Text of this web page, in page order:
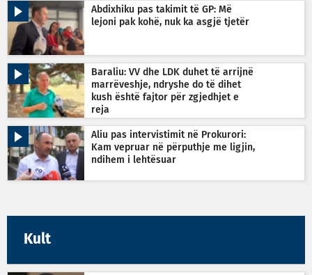
Abdixhiku pas takimit të GP: Më
lejoni pak kohë, nuk ka asgjë tjetër
Baraliu: VV dhe LDK duhet të arrijnë
marrëveshje, ndryshe do të dihet
kush është fajtor për zgjedhjet e
reja
Aliu pas intervistimit në Prokurori:
Kam vepruar në përputhje me ligjin,
ndihem i lehtësuar
Kult